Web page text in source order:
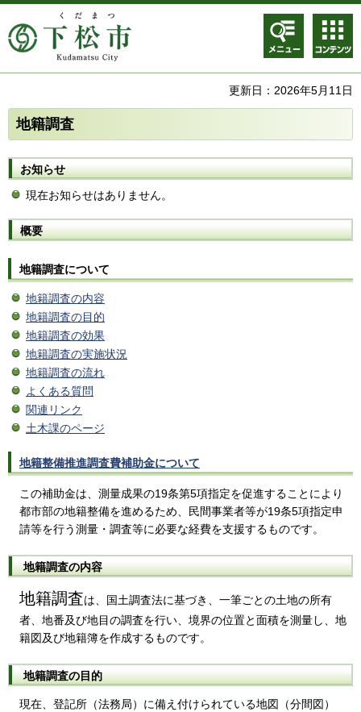
メニュ
ー
コンテ
ンツメ
ニュー
更新日：2026年5月11日
地籍調査
お知らせ
現在お知らせはありません。
概要
地籍調査について
地籍調査の内容
地籍調査の目的
地籍調査の効果
地籍調査の実施状況
地籍調査の流れ
よくある質問
関連リンク
土木課のページ
地籍整備推進調査費補助金について
この補助金は、測量成果の19条第5項指定を促進することにより
都市部の地籍整備を進めるため、民間事業者等が19条5項指定申
請等を行う測量・調査等に必要な経費を支援するものです。
地籍調査の内容
地籍調査は、国土調査法に基づき、一筆ごとの土地の所有
者、地番及び地目の調査を行い、境界の位置と面積を測量し、地
籍図及び地籍簿を作成するものです。
地籍調査の目的
現在、登記所（法務局）に備え付けられている地図（分間図）